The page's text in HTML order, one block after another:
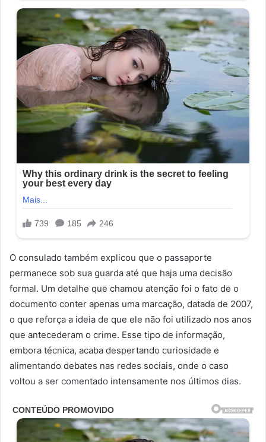
O consulado também explicou que o passaporte
permanece sob sua guarda até que haja uma decisão
formal. Um detalhe que chamou atenção foi o fato de o
documento conter apenas uma marcação, datada de 2007,
o que reforça a ideia de que ele não foi utilizado nos anos
que antecederam o crime. Esse tipo de informação,
embora técnica, acaba despertando curiosidade e
alimentando debates nas redes sociais, onde o caso
voltou a ser comentado intensamente nos últimos dias.